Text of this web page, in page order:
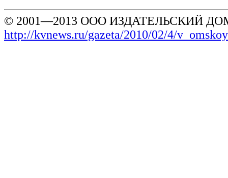
© 2001—2013 ООО ИЗДАТЕЛЬСКИЙ
http://kvnews.ru/gazeta/2010/02/4/